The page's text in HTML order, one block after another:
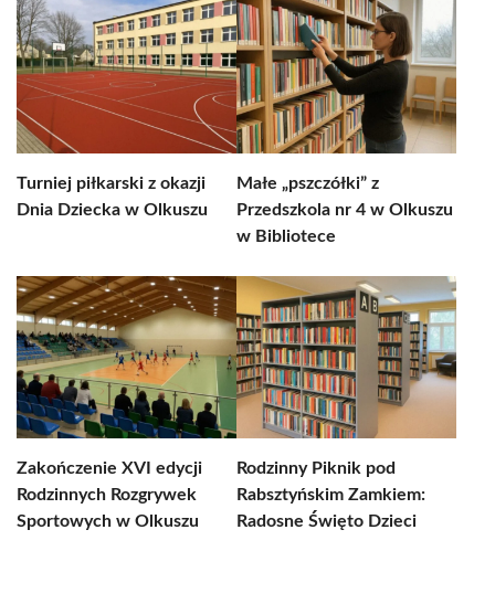
Turniej piłkarski z okazji
Dnia Dziecka w Olkuszu
Małe „pszczółki” z
Przedszkola nr 4 w Olkuszu
w Bibliotece
Zakończenie XVI edycji
Rodzinnych Rozgrywek
Sportowych w Olkuszu
Rodzinny Piknik pod
Rabsztyńskim Zamkiem:
Radosne Święto Dzieci